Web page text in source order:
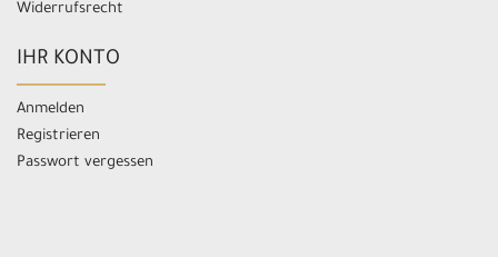
Widerrufsrecht
IHR KONTO
Anmelden
Registrieren
Passwort vergessen